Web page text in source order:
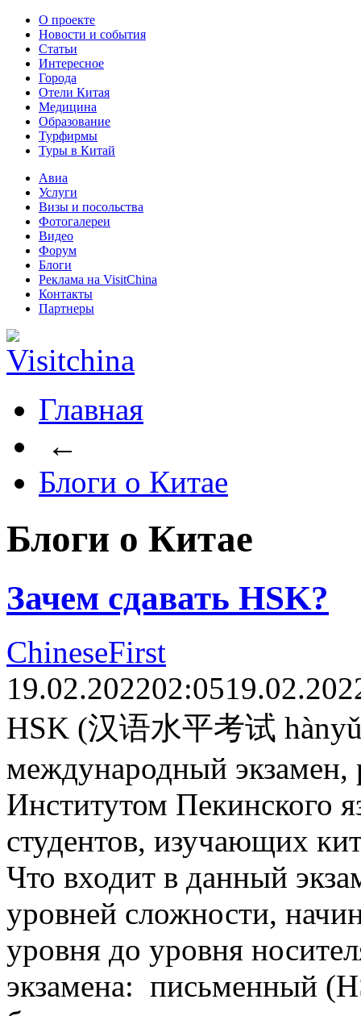
О проекте
Новости и события
Статьи
Интересное
Города
Отели Китая
Медицина
Образование
Турфирмы
Туры в Китай
Авиа
Услуги
Визы и посольства
Фотогалереи
Видео
Форум
Блоги
Реклама на VisitChina
Контакты
Партнеры
Главная
←
Блоги о Китае
Блоги о Китае
Зачем сдавать HSK?
ChineseFirst
19.02.202202:05
HSK (汉语水平考试
международный экзамен,
Институтом Пекинского
студентов, изучающих
Что входит в данный
уровней сложности,
уровня до уровня
экзамена: письменный